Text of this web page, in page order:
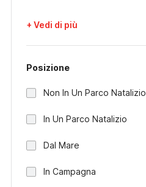
+ Vedi di più
Posizione
Non In Un Parco Natalizio
In Un Parco Natalizio
Dal Mare
In Campagna